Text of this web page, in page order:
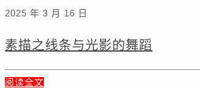
2025 年 3 月 16 日
素描之线条与光影的舞蹈
阅读全文